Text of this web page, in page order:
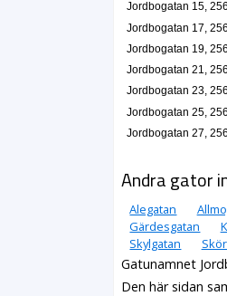
Jordbogatan 15,
Jordbogatan 17,
Jordbogatan 19,
Jordbogatan 21,
Jordbogatan 23,
Jordbogatan 25,
Jordbogatan 27,
Andra gator
Alegatan
Gärdesgatan
Skylgatan
Gatunamnet
Den här sidan